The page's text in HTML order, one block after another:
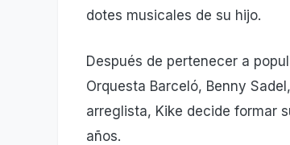
dotes musicales de su hijo.
Después de pertenecer a
Orquesta Barceló, Benny
arreglista, Kike decide formar
años.